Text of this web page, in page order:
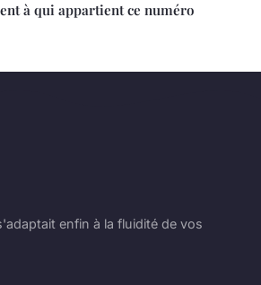
à qui appartient ce numéro
enfin à la fluidité de vos